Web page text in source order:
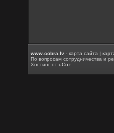
www.cobra.lv -карта сайта |
По вопросам сотрудничества и
Хостинг отuCoz